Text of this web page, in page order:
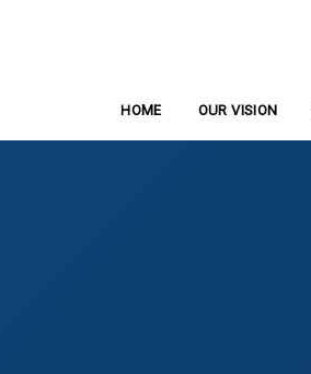
HOME
ホーム OUR VISION
ビジョン